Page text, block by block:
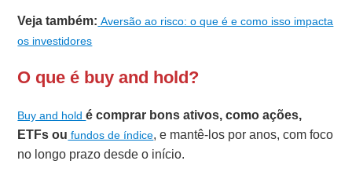
Veja também: Aversão ao risco: o que é e como isso impacta
os investidores
O que é buy and hold?
Buy and holdé comprar bons ativos, como ações,
ETFs ou fundos de índice, e mantê-los por anos, com foco
no longo prazo desde o início.